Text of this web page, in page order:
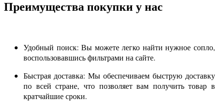
Преимущества покупки у нас
Удобный поиск: Вы можете легко найти нужное сопло,
воспользовавшись фильтрами на сайте.
Быстрая доставка: Мы обеспечиваем быструю доставку
по всей стране, что позволяет вам получить товар в
кратчайшие сроки.